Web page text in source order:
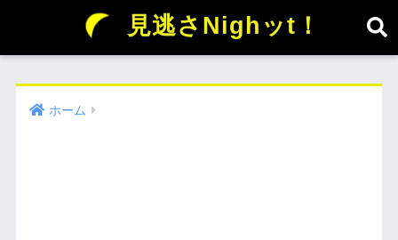
見逃さNighッt！
ホーム